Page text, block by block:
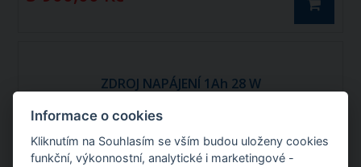
ZDROJ NAPÁJENÍ 1Ah 28 W
Katalogové číslo: 98991
Informace o cookies
Kliknutím na Souhlasím se vším budou uloženy cookies
funkční, výkonnostní, analytické i marketingové -